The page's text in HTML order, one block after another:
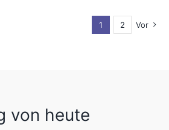
1 2 Vor
von heute